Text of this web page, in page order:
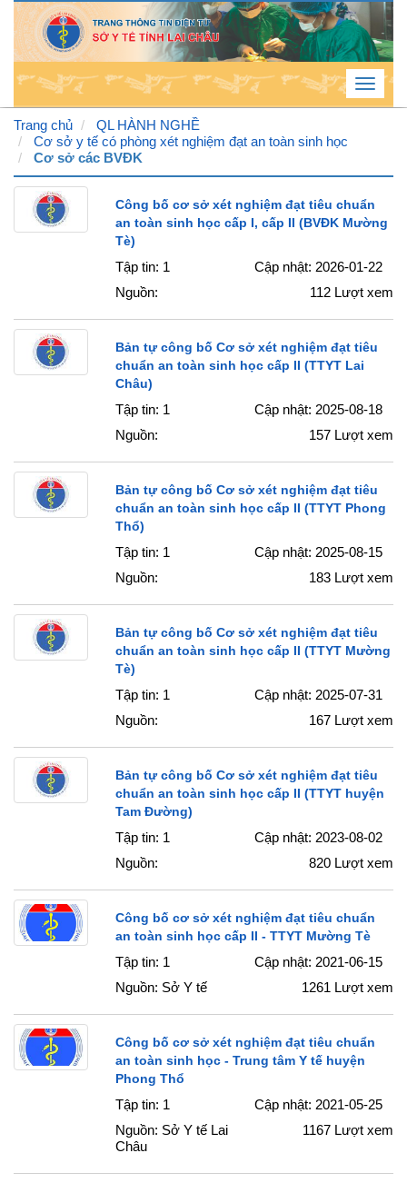
Thứ
6 , 7
/ 8 /
AM
Toggle
Trang chủ
QL HÀNH NGHỀ
Cơ sở y tế có phòng xét nghiệm đạt an toàn sinh học
Cơ sở các BVĐK
Công bố cơ sở xét nghiệm đạt tiêu chuẩn
an toàn sinh học cấp I, cấp II (BVĐK Mường
Tè)
Tập tin: 1
Cập nhật: 2026-01-22
Nguồn:
112 Lượt xem
Bản tự công bố Cơ sở xét nghiệm đạt tiêu
chuẩn an toàn sinh học cấp II (TTYT Lai
Châu)
Tập tin: 1
Cập nhật: 2025-08-18
Nguồn:
157 Lượt xem
Bản tự công bố Cơ sở xét nghiệm đạt tiêu
chuẩn an toàn sinh học cấp II (TTYT Phong
Thổ)
Tập tin: 1
Cập nhật: 2025-08-15
Nguồn:
183 Lượt xem
Bản tự công bố Cơ sở xét nghiệm đạt tiêu
chuẩn an toàn sinh học cấp II (TTYT Mường
Tè)
Tập tin: 1
Cập nhật: 2025-07-31
Nguồn:
167 Lượt xem
Bản tự công bố Cơ sở xét nghiệm đạt tiêu
chuẩn an toàn sinh học cấp II (TTYT huyện
Tam Đường)
Tập tin: 1
Cập nhật: 2023-08-02
Nguồn:
820 Lượt xem
Công bố cơ sở xét nghiệm đạt tiêu chuẩn
an toàn sinh học cấp II - TTYT Mường Tè
Tập tin: 1
Cập nhật: 2021-06-15
Nguồn: Sở Y tế
1261 Lượt xem
Công bố cơ sở xét nghiệm đạt tiêu chuẩn
an toàn sinh học - Trung tâm Y tế huyện
Phong Thổ
Tập tin: 1
Cập nhật: 2021-05-25
Nguồn: Sở Y tế Lai
Châu
1167 Lượt xem